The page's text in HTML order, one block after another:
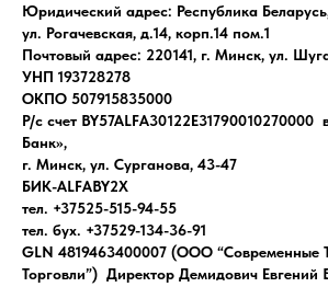
Юридический адрес: Республика
ул. Рогачевская, д.14, корп.14 пом.1
Почтовый адрес: 220141, г. Минск, ул.
УНП 193728278
ОКПО 507915835000
Р/с счет
Банк»,
г. Минск, ул. Сурганова, 43-47
БИК-ALFABY2X
тел. +37525-515-94-55
тел. бух. +37529-134-36-91
GLN 4819463400007 (ООО “Современные
Торговли”) Директор Демидович Евгений